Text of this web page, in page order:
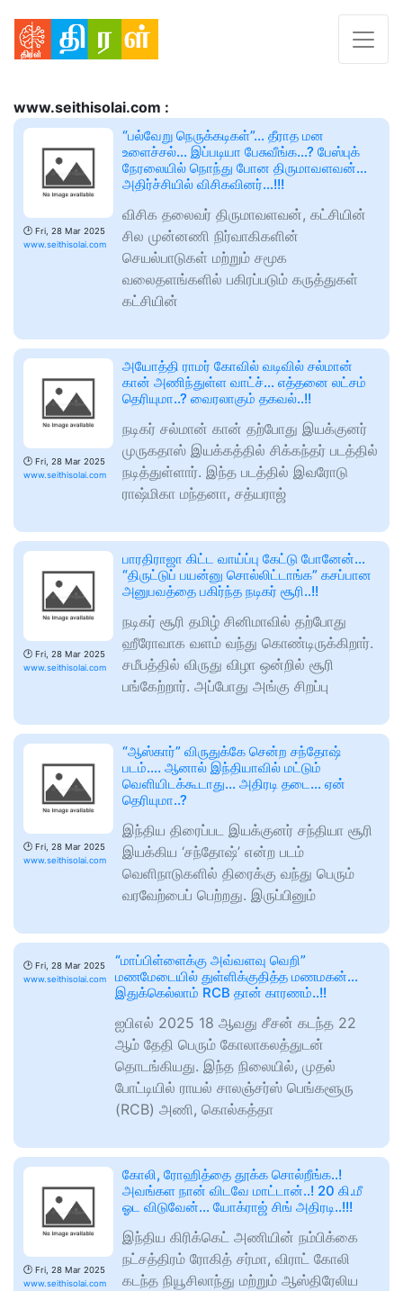
www.seithisolai.com :
🕑 Fri, 28 Mar 2025
www.seithisolai.com
“பல்வேறு நெருக்கடிகள்”… தீராத மன
உளைச்சல்… இப்படியா பேசுவீங்க…? பேஸ்புக்
நேரலையில் நொந்து போன திருமாவளவன்…
அதிர்ச்சியில் விசிகவினர்…!!!
விசிக தலைவர் திருமாவளவன், கட்சியின்
சில முன்னணி நிர்வாகிகளின்
செயல்பாடுகள் மற்றும் சமூக
வலைதளங்களில் பகிரப்படும் கருத்துகள்
கட்சியின்
🕑 Fri, 28 Mar 2025
www.seithisolai.com
அயோத்தி ராமர் கோவில் வடிவில் சல்மான்
கான் அணிந்துள்ள வாட்ச்… எத்தனை லட்சம்
தெரியுமா..? வைரலாகும் தகவல்..!!
நடிகர் சல்மான் கான் தற்போது இயக்குனர்
முருகதாஸ் இயக்கத்தில் சிக்கந்தர் படத்தில்
நடித்துள்ளார். இந்த படத்தில் இவரோடு
ராஷ்மிகா மந்தனா, சத்யராஜ்
🕑 Fri, 28 Mar 2025
www.seithisolai.com
பாரதிராஜா கிட்ட வாய்ப்பு கேட்டு போனேன்…
“திருட்டுப் பயன்னு சொல்லிட்டாங்க” கசப்பான
அனுபவத்தை பகிர்ந்த நடிகர் சூரி..!!
நடிகர் சூரி தமிழ் சினிமாவில் தற்போது
ஹீரோவாக வளம் வந்து கொண்டிருக்கிறார்.
சமீபத்தில் விருது விழா ஒன்றில் சூரி
பங்கேற்றார். அப்போது அங்கு சிறப்பு
🕑 Fri, 28 Mar 2025
www.seithisolai.com
“ஆஸ்கார்” விருதுக்கே சென்ற சந்தோஷ்
படம்…. ஆனால் இந்தியாவில் மட்டும்
வெளியிடக்கூடாது… அதிரடி தடை… ஏன்
தெரியுமா..?
இந்திய திரைப்பட இயக்குனர் சந்தியா சூரி
இயக்கிய ‘சந்தோஷ்’ என்ற படம்
வெளிநாடுகளில் திரைக்கு வந்து பெரும்
வரவேற்பைப் பெற்றது. இருப்பினும்
🕑 Fri, 28 Mar 2025
www.seithisolai.com
“மாப்பிள்ளைக்கு அவ்வளவு வெறி”
மணமேடையில் துள்ளிக்குதித்த மணமகன்…
இதுக்கெல்லாம் RCB தான் காரணம்..!!
ஐபிஎல் 2025 18 ஆவது சீசன் கடந்த 22
ஆம் தேதி பெரும் கோலாகலத்துடன்
தொடங்கியது. இந்த நிலையில், முதல்
போட்டியில் ராயல் சாலஞ்சர்ஸ் பெங்களூரு
(RCB) அணி, கொல்கத்தா
🕑 Fri, 28 Mar 2025
www.seithisolai.com
கோலி, ரோஹித்தை தூக்க சொல்றீங்க..!
அவங்கள நான் விடவே மாட்டான்..! 20 கி.மீ
ஓட விடுவேன்… யோக்ராஜ் சிங் அதிரடி..!!!
இந்திய கிரிக்கெட் அணியின் நம்பிக்கை
நட்சத்திரம் ரோகித் சர்மா, விராட் கோலி
கடந்த நியூசிலாந்து மற்றும் ஆஸ்திரேலிய